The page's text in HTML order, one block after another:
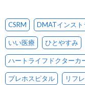
CSRM DMATインスト
いい医療 ひとやすみ
ハートライフドクターカ
プレホスピタル リフ